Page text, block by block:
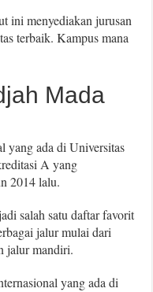
ini menyediakan jurusan
terbaik. Kampus mana
Mada
yang ada di Universitas
A yang
2014 lalu.
salah satu daftar favorit
jalur mulai dari
jalur mandiri.
yang ada di